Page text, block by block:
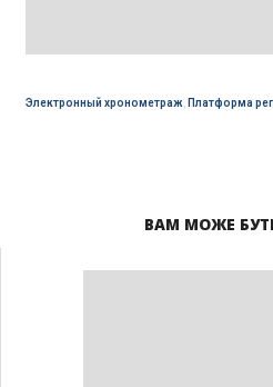
Электронный хронометраж, Платформа
ВАМ МОЖЕ